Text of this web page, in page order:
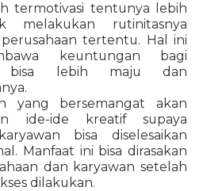
termotivasi tentunya lebih
melakukan rutinitasnya
tertentu. Hal ini
keuntungan bagi
bisa lebih maju dan
yang bersemangat akan
ide-ide kreatif supaya
bisa diselesaikan
Manfaat ini bisa dirasakan
dan karyawan setelah
dilakukan.